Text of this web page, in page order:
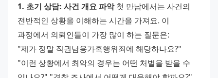
1. 초기 상담: 사건 개요 파악 첫 만남에서는 사건의
전반적인 상황을 이해하는 시간을 가져요. 이
과정에서 의뢰인들이 가장 많이 하는 질문은:
"제가 정말 직권남용가혹행위죄에 해당하나요?"
"이런 상황에서 최악의 경우는 어떤 처벌을 받을 수